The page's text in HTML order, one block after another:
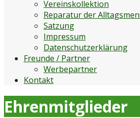
Vereinskollektion
Reparatur der
Satzung
Impressum
Datenschutzerklärung
Freunde / Partner
Werbepartner
Kontakt
Ehrenmitglieder